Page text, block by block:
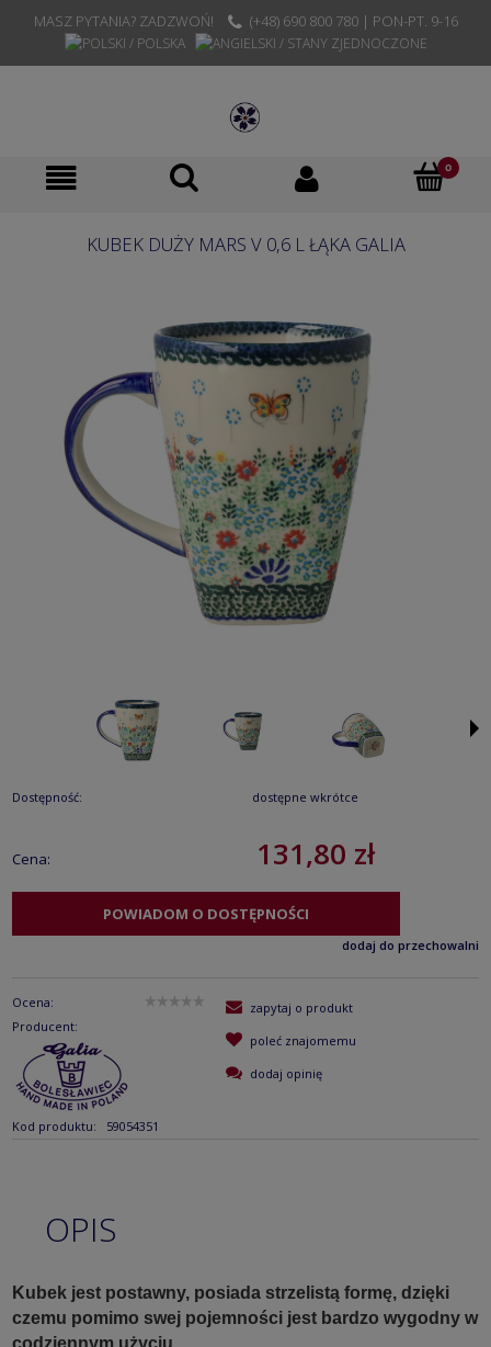
MASZ PYTANIA? ZADZWOŃ! (+48) 690 800 780 | PON-PT. 9-16
KUBEK DUŻY MARS V 0,6 L ŁĄKA GALIA
Dostępność: dostępne wkrótce
Cena: 131,80 zł
POWIADOM O DOSTĘPNOŚCI
dodaj do przechowalni
Ocena:
Producent:
Kod produktu: 59054351
zapytaj o produkt
poleć znajomemu
dodaj opinię
OPIS
Kubek jest postawny, posiada strzelistą formę, dzięki
czemu pomimo swej pojemności jest bardzo wygodny w